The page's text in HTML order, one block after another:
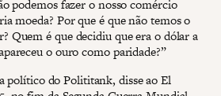
podemos fazer o nosso comércio
moeda? Por que é que não temos o
Quem é que decidiu que era o dólar a
o ouro como paridade?”
político do Polititank, disse ao El